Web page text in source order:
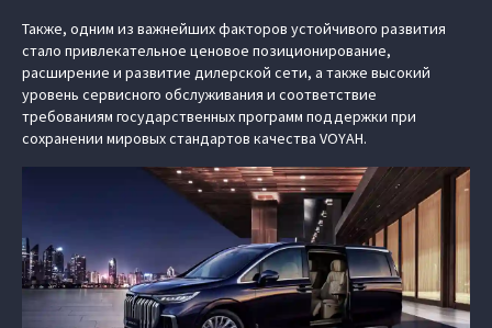
Также, одним из важнейших факторов устойчивого развития
стало привлекательное ценовое позиционирование,
расширение и развитие дилерской сети, а также высокий
уровень сервисного обслуживания и соответствие
требованиям государственных программ поддержки при
сохранении мировых стандартов качества VOYAH.